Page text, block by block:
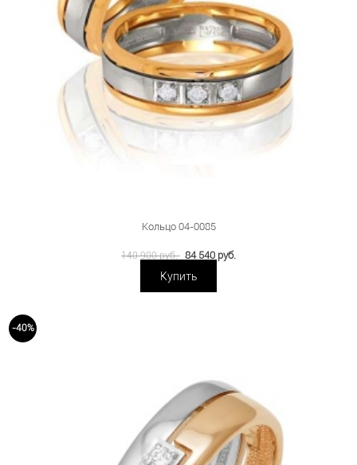
Кольцо 04-0085
140 900 руб. 84 540 руб.
Купить
-40%